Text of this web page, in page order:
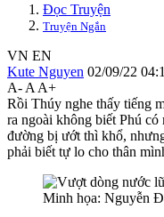
Đọc Truyện
Truyện Ngắn
VN EN
Kute Nguyen 02/09/22
A- A A+
Rồi Thúy nghe thấy tiếng
ra ngoài không biết Phú có
đường bị ướt thì khổ,
phải biết tự lo cho thân
Minh họa: Nguyễn